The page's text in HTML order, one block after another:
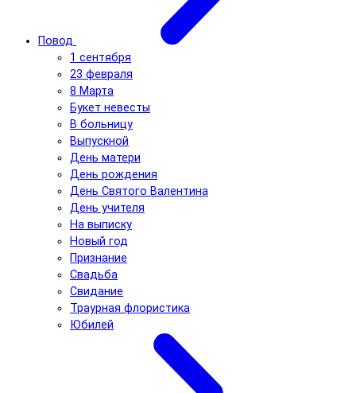
Повод
1 сентября
23 февраля
8 Марта
Букет невесты
В больницу
Выпускной
День матери
День рождения
День Святого Валентина
День учителя
На выписку
Новый год
Признание
Свадьба
Свидание
Траурная флористика
Юбилей